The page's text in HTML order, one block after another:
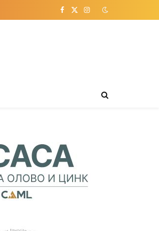
Facebook
X
Instagram